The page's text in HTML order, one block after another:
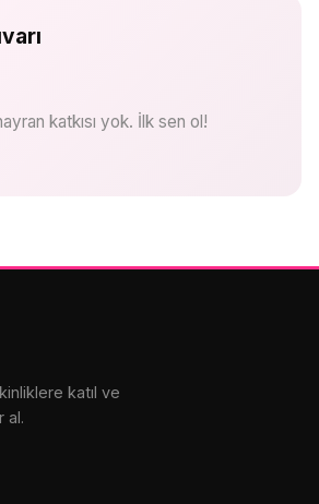
katkısı yok. İlk sen ol!
katıl ve
al.